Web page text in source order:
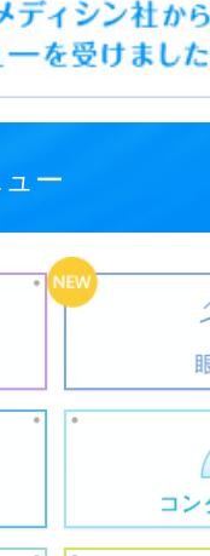
ー